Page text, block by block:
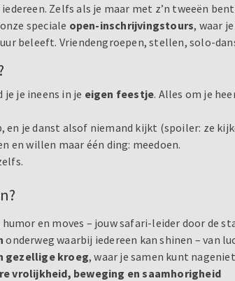
Zelfs als je maar met z’n tweeën
speciale open-inschrijvingstours, waar
beleeft. Vriendengroepen, stellen, solo-
je ineens in je eigen feestje. Alles om je
en je danst alsof niemand kijkt (spoiler: ze
en willen maar één ding: meedoen.
humor en moves – jouw safari-leider door de
onderweg waarbij iedereen kan shinen – van
gezellige kroeg, waar je samen kunt
vrolijkheid, beweging en saamhorigheid